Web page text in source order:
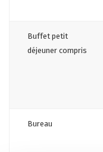
Buffet petit
déjeuner compris
Bureau